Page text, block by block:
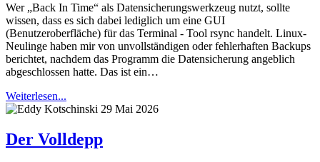
Wer „Back In Time“ als Datensicherungswerkzeug nutzt, sollte
wissen, dass es sich dabei lediglich um eine GUI
(Benutzeroberfläche) für das Terminal - Tool rsync handelt. Linux-
Neulinge haben mir von unvollständigen oder fehlerhaften Backups
berichtet, nachdem das Programm die Datensicherung angeblich
abgeschlossen hatte. Das ist ein…
Weiterlesen...
29 Mai 2026
Der Volldepp